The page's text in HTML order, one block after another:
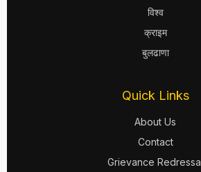
विश्व
क्राइम
बुलढाणा
Quick Links
About Us
Contact
Grievance